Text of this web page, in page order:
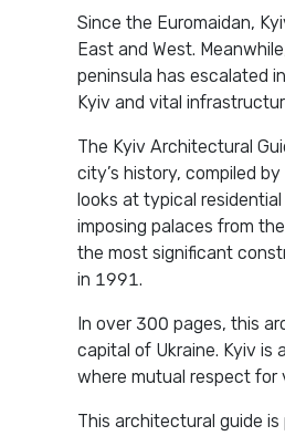
Since the Euromaidan,
East and West.
peninsula has escalated
Kyiv and vital
The Kyiv Architectural
city’s history, compiled
looks at typical
imposing palaces from
the most significant
in 1991.
In over 300 pages, this
capital of Ukraine. Kyiv is
where mutual respect for
This architectural guide